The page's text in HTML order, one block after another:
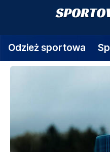
Odzież sportowa